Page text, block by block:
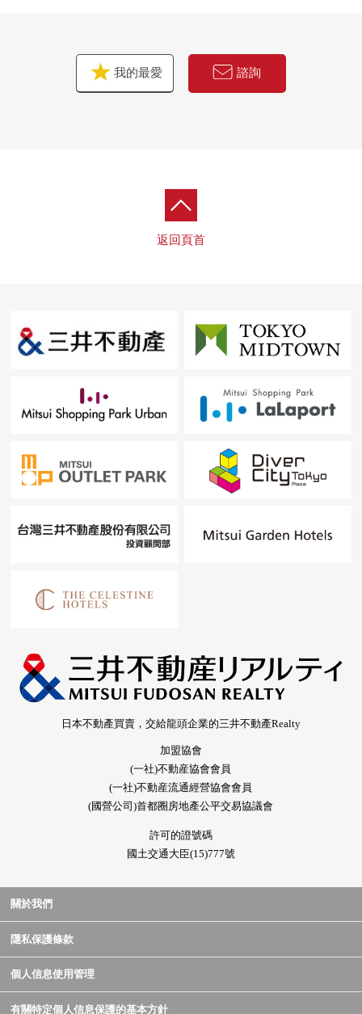
我的最愛 諮詢
返回頁首
日本不動產買賣，交給龍頭企業的三井不動產Realty
加盟協會
(一社)不動産協會會員
(一社)不動産流通經營協會會員
(國營公司)首都圈房地產公平交易協議會
許可的證號碼
國土交通大臣(15)777號
關於我們
隱私保護條款
個人信息使用管理
有關特定個人信息保護的基本方針